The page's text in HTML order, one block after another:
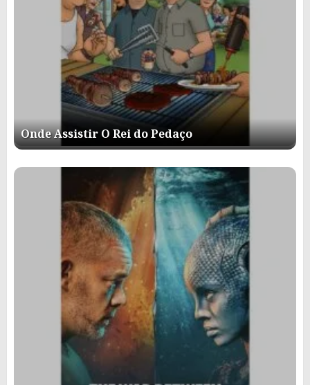
Onde Assistir O Rei do Pedaço